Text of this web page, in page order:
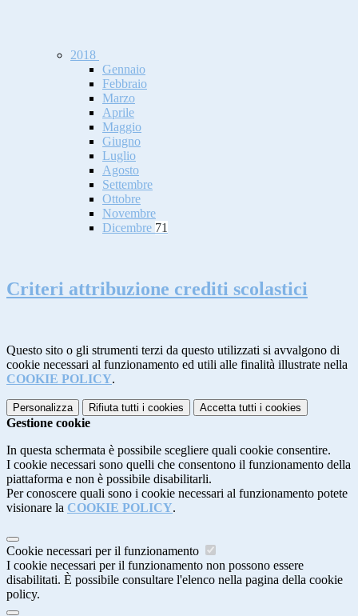
2018
Gennaio
Febbraio
Marzo
Aprile
Maggio
Giugno
Luglio
Agosto
Settembre
Ottobre
Novembre
Dicembre 71
Criteri attribuzione crediti scolastici
Questo sito o gli strumenti terzi da questo utilizzati si avvalgono di
cookie necessari al funzionamento ed utili alle finalità illustrate nella
COOKIE POLICY.
Personalizza Rifiuta tutti i cookies Accetta tutti i cookies
Gestione cookie
In questa schermata è possibile scegliere quali cookie consentire.
I cookie necessari sono quelli che consentono il funzionamento della
piattaforma e non è possibile disabilitarli.
Per conoscere quali sono i cookie necessari al funzionamento potete
visionare la COOKIE POLICY.
Cookie necessari per il funzionamento
I cookie necessari per il funzionamento non possono essere
disabilitati. È possibile consultare l'elenco nella pagina della cookie
policy.